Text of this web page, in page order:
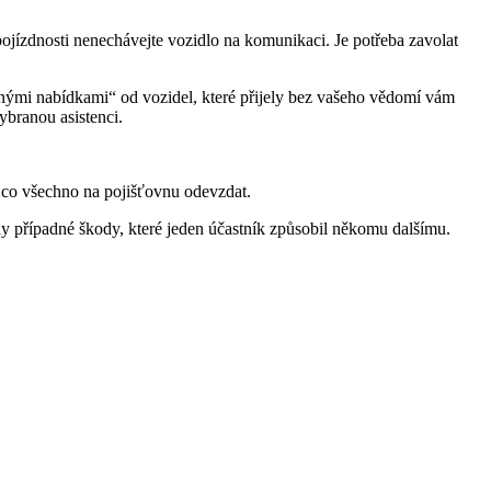
nenechávejte vozidlo na komunikaci. Je potřeba zavolat
nabídkami“ od vozidel, které přijely bez vašeho vědomí vám
asistenci.
všechno na pojišťovnu odevzdat.
případné škody, které jeden účastník způsobil někomu dalšímu.